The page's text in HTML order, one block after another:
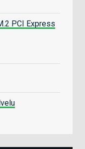
PCI Express